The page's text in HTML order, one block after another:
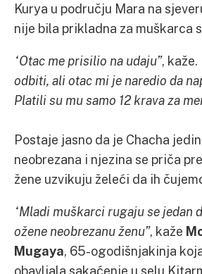
Kurya u području Mara na
nije bila prikladna za muškarca
“Otac me prisilio na udaju”, kaže.
odbiti, ali otac mi je naredio da
Platili su mu samo 12 krava za
Postaje jasno da je Chacha
neobrezana i njezina se priča
žene uzvikuju želeći da ih
“Mladi muškarci rugaju se jedan
ožene neobrezanu ženu”, kaže
Mugaya, 65-ogodišnjakinja
obavljala sakaćenje u selu